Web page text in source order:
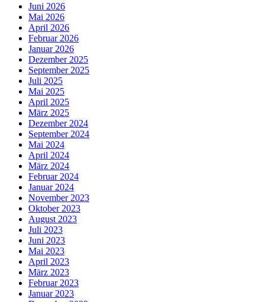
Juni 2026
Mai 2026
April 2026
Februar 2026
Januar 2026
Dezember 2025
September 2025
Juli 2025
Mai 2025
April 2025
März 2025
Dezember 2024
September 2024
Mai 2024
April 2024
März 2024
Februar 2024
Januar 2024
November 2023
Oktober 2023
August 2023
Juli 2023
Juni 2023
Mai 2023
April 2023
März 2023
Februar 2023
Januar 2023